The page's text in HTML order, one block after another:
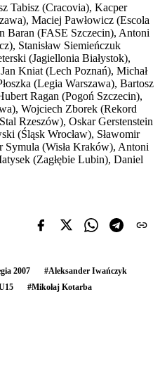
Tabisz (Cracovia), Kacper
Maciej Pawłowicz (Escola
Baran (FASE Szczecin), Antoni
Stanisław Siemieńczuk
(Jagiellonia Białystok),
Kniat (Lech Poznań), Michał
(Legia Warszawa), Bartosz
Ragan (Pogoń Szczecin),
Wojciech Zborek (Rekord
Rzeszów), Oskar Gerstenstein
(Śląsk Wrocław), Sławomir
Symula (Wisła Kraków), Antoni
(Zagłębie Lubin), Daniel
2007 #Aleksander Iwańczyk
#Mikołaj Kotarba